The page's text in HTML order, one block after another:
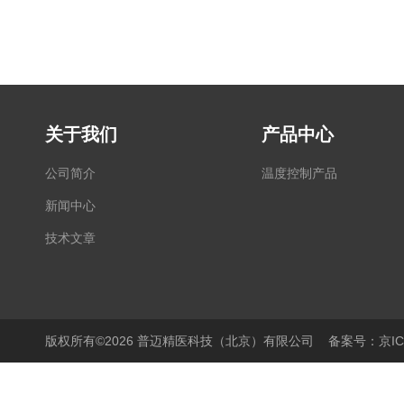
关于我们
公司简介
新闻中心
技术文章
产品中心
温度控制产品
版权所有©2026 普迈精医科技（北京）有限公司 备案号：京